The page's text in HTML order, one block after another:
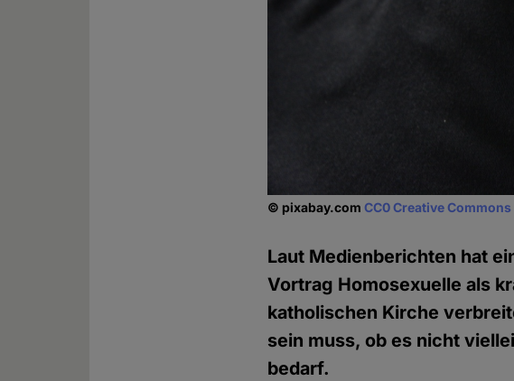
© pixabay.comCC0 Creative Commons
Laut Medienberichten hat
Vortrag Homosexuelle als
katholischen Kirche
sein muss, ob es nicht
bedarf.